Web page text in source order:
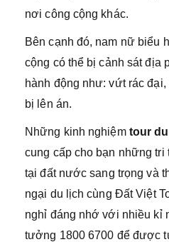
nơi công cộng khác.
Bên cạnh đó, nam nữ biểu
cộng có thể bị cảnh sát địa
hành động như: vứt rác
bị lên án.
Những kinh nghiệm tour
cung cấp cho bạn những
tại đất nước sang trọng và
ngại du lịch cùng Đất Việt
nghỉ đáng nhớ với nhiều kỉ
tưởng 1800 6700 để được